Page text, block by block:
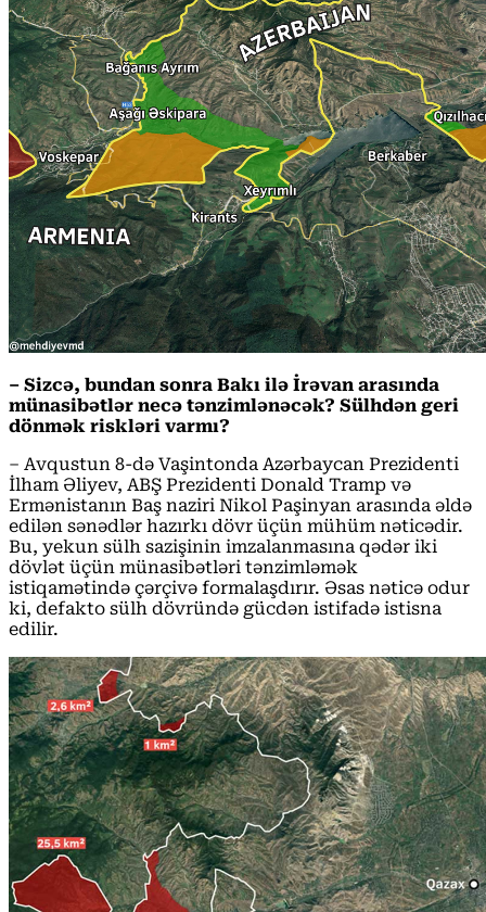
– Sizcə, bundan sonra Bakı ilə İrəvan arasında
münasibətlər necə tənzimlənəcək? Sülhdən geri
dönmək riskləri varmı?
– Avqustun 8-də Vaşintonda Azərbaycan Prezidenti
İlham Əliyev, ABŞ Prezidenti Donald Tramp və
Ermənistanın Baş naziri Nikol Paşinyan arasında əldə
edilən sənədlər hazırkı dövr üçün mühüm nəticədir.
Bu, yekun sülh sazişinin imzalanmasına qədər iki
dövlət üçün münasibətləri tənzimləmək
istiqamətində çərçivə formalaşdırır. Əsas nəticə odur
ki, defakto sülh dövründə gücdən istifadə istisna
edilir.